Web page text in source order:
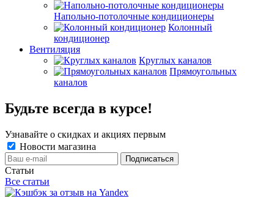
Напольно-потолочные кондиционеры
Колонный
кондиционер
Вентиляция
Круглых каналов
Прямоугольных
каналов
Будьте всегда в курсе!
Узнавайте о скидках и акциях первым
Новости магазина
Статьи
Все статьи